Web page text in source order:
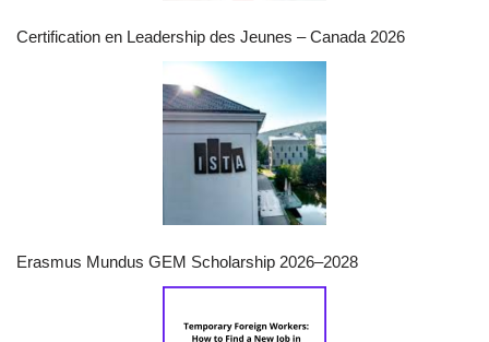
Certification en Leadership des Jeunes – Canada 2026
Erasmus Mundus GEM Scholarship 2026–2028